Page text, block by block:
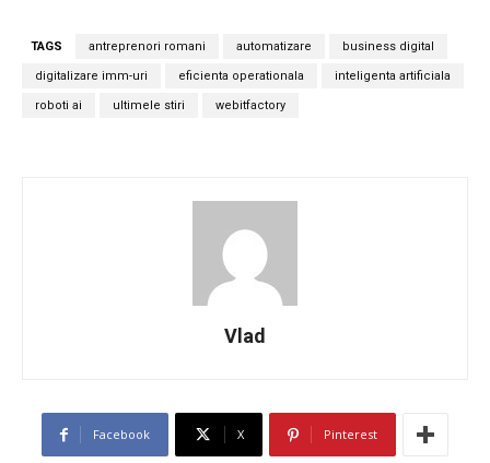
TAGS antreprenori romani automatizare business digital
digitalizare imm-uri eficienta operationala inteligenta artificiala
roboti ai ultimele stiri webitfactory
Vlad
Facebook X Pinterest